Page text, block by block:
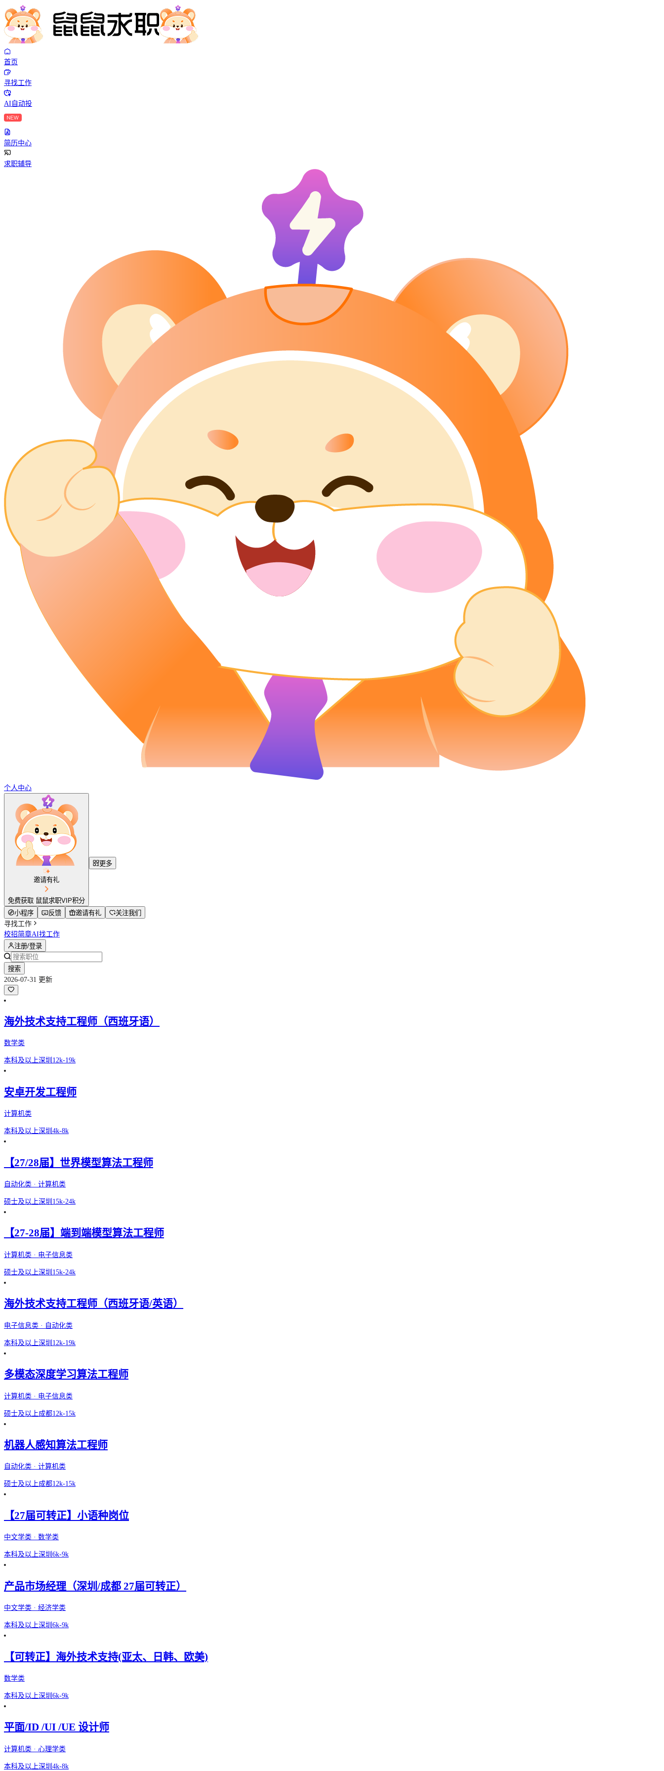
首页
寻找工作
AI自动投
简历中心
求职辅导
个人中心
邀请有礼
免费获取 鼠鼠求职VIP积分
更多
小程序 反馈 邀请有礼
关注我们
寻找工作
校招简章AI找工作
注册/登录
搜索
2026-07-31 更新
海外技术支持工程师（西班牙语）
数学类
本科及以上深圳 12k-19k
安卓开发工程师
计算机类
本科及以上深圳 4k-8k
【27/28届】世界模型算法工程师
自动化类 · 计算机类
硕士及以上深圳 15k-24k
【27-28届】端到端模型算法工程师
计算机类 · 电子信息类
硕士及以上深圳 15k-24k
海外技术支持工程师（西班牙语/英语）
电子信息类 · 自动化类
本科及以上深圳 12k-19k
多模态深度学习算法工程师
计算机类 · 电子信息类
硕士及以上成都12k-15k
机器人感知算法工程师
自动化类 · 计算机类
硕士及以上成都12k-15k
【27届可转正】小语种岗位
中文学类 · 数学类
本科及以上深圳 6k-9k
产品市场经理（深圳/成都 27届可转正）
中文学类 · 经济学类
本科及以上深圳 6k-9k
【可转正】海外技术支持(亚太、日韩、欧美)
数学类
本科及以上深圳 6k-9k
平面/ID /UI /UE 设计师
计算机类 · 心理学类
本科及以上深圳 4k-8k